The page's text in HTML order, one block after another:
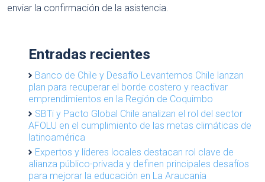
enviar la confirmación de la asistencia.
Entradas recientes
Banco de Chile y Desafío Levantemos Chile lanzan
plan para recuperar el borde costero y reactivar
emprendimientos en la Región de Coquimbo
SBTi y Pacto Global Chile analizan el rol del sector
AFOLU en el cumplimiento de las metas climáticas de
latinoamérica
Expertos y líderes locales destacan rol clave de
alianza público-privada y definen principales desafíos
para mejorar la educación en La Araucanía